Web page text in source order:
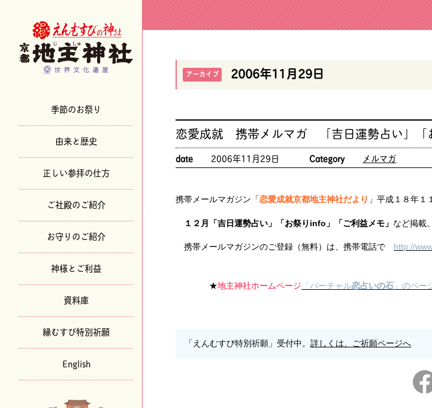
季節のお祭り
由来と歴史
正しい参拝の仕方
ご社殿のご紹介
お守りのご紹介
神様とご利益
資料庫
縁むすび特別祈願
English
アーカイブ 2006年11月29日
恋愛成就 携帯メルマガ 「吉日運勢占い」「
date 2006年11月29日 Category メルマガ
携帯メールマガジン「恋愛成就京都地主神社だより 」平成１８年１
１２月「吉日運勢占い」「お祭りinfo」「ご利益メモ」 など掲載。
携帯メールマガジンのご登録（無料）は、携帯電話で http://
★地主神社ホームページ 「バーチャル恋占いの石 」のペー
「えんむすび特別祈願」受付中。詳しくは、ご祈願ページへ